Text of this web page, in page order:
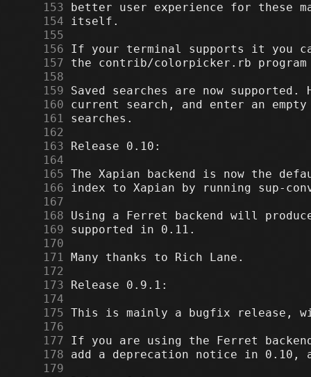
    153
    154
    155
    156
    157
    158
    159
    160
    161
    162
    163
    164
    165
    166
    167
    168
    169
    170
    171
    172
    173
    174
    175
    176
    177
    178
    179